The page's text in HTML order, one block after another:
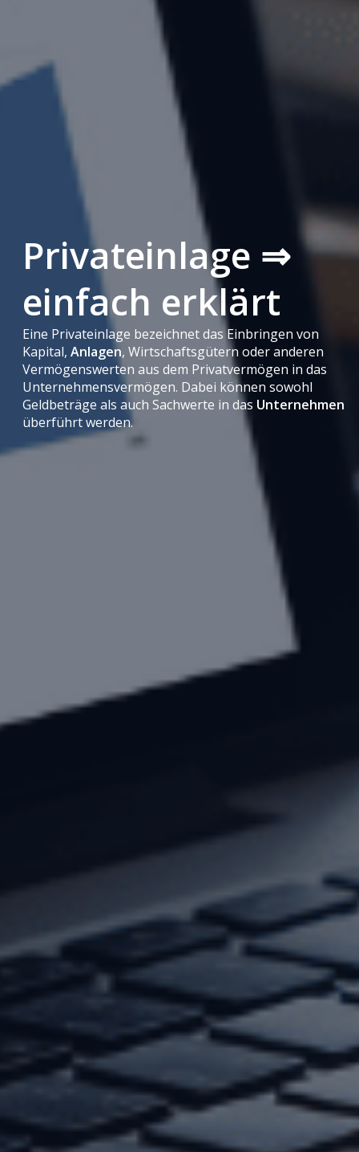
Privateinlage ⇒
einfach erklärt
Eine Privateinlage bezeichnet das Einbringen von
Kapital,Anlagen, Wirtschaftsgütern oder anderen
Vermögenswerten aus dem Privatvermögen in das
Unternehmensvermögen. Dabei können sowohl
Geldbeträge als auch Sachwerte in das Unternehmen
überführt werden.